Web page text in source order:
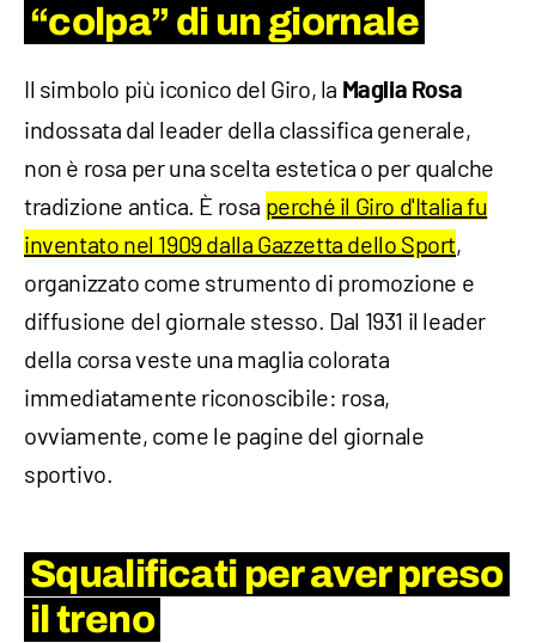
“colpa” di un giornale
Il simbolo più iconico del Giro, la Maglia Rosa
indossata dal leader della classifica generale,
non è rosa per una scelta estetica o per qualche
tradizione antica. È rosa perché il Giro d'Italia fu
inventato nel 1909 dalla Gazzetta dello Sport,
organizzato come strumento di promozione e
diffusione del giornale stesso. Dal 1931 il leader
della corsa veste una maglia colorata
immediatamente riconoscibile: rosa,
ovviamente, come le pagine del giornale
sportivo.
Squalificati per aver preso
il treno